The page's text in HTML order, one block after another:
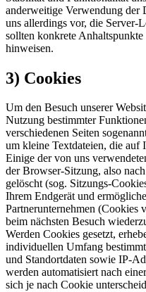
anderweitige Verwendung der
uns allerdings vor, die Server-
sollten konkrete
hinweisen.
3) Cookies
Um den Besuch unserer
Nutzung bestimmter
verschiedenen Seiten
um kleine Textdateien, die auf
Einige der von uns
der Browser-Sitzung, also
gelöscht (sog. Sitzungs-
Ihrem Endgerät und
Partnerunternehmen
beim nächsten Besuch
Werden Cookies gesetzt,
individuellen Umfang
und Standortdaten sowie IP-
werden automatisiert nach
sich je nach Cookie